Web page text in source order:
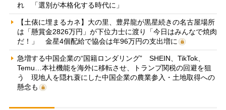
れ 「選別が本格化する時代に」
【土俵に埋まるカネ】大の里、豊昇龍が黒星続きの名古屋場所
は「懸賞金2826万円」が下位力士に渡り「今日はみんなで焼肉
だ！」 金星4個配給で協会は年96万円の支出増に
急増する中国企業の“国籍ロンダリング” SHEIN、TikTok、
Temu…本社機能を海外に移転させ、トランプ関税の回避を狙
う 現地人を隠れ蓑にした中国企業の農業参入・土地取得への
懸念も